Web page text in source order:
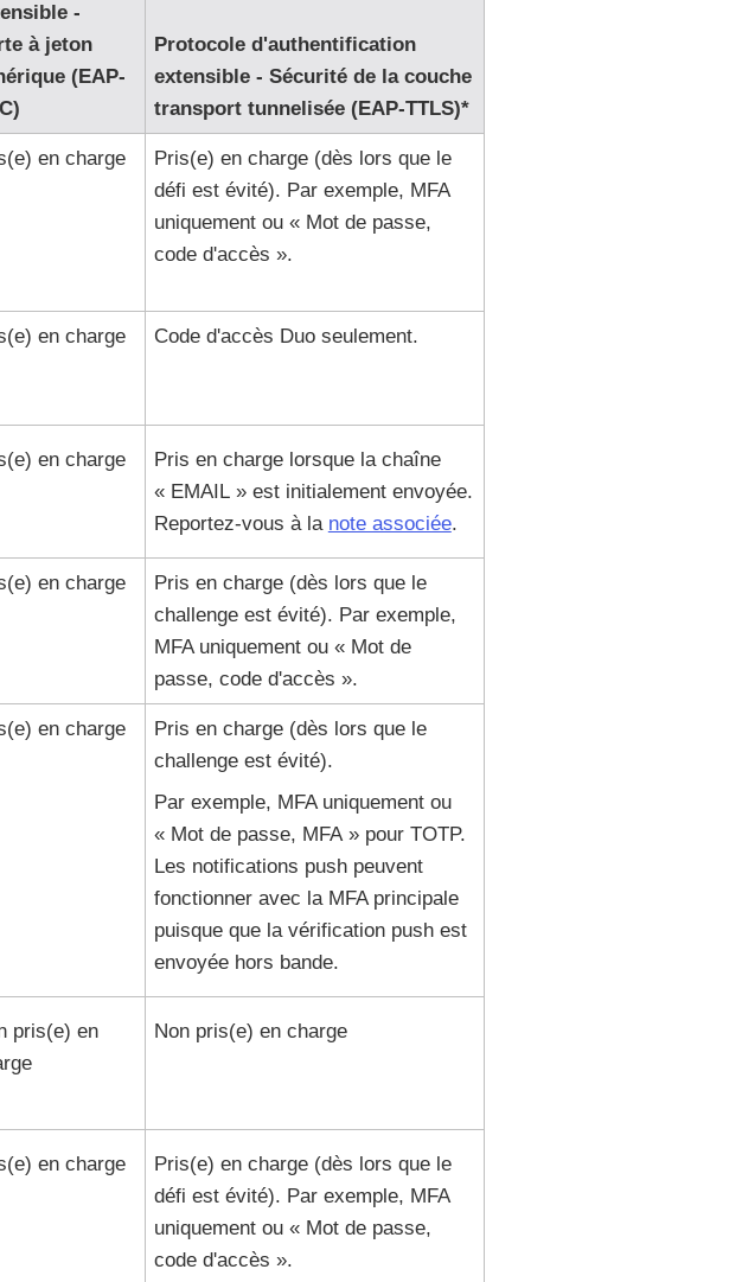
-
à jeton
(EAP-
Protocole d'authentification
extensible - Sécurité de la couche
transport tunnelisée (EAP-TTLS)*
en charge
Pris(e) en charge (dès lors que le
défi est évité). Par exemple, MFA
uniquement ou « Mot de passe,
code d'accès ».
en charge Code d'accès Duo seulement.
en charge
Pris en charge lorsque la chaîne
« EMAIL » est initialement envoyée.
Reportez-vous à la note associée.
en charge
Pris en charge (dès lors que le
challenge est évité). Par exemple,
MFA uniquement ou « Mot de
passe, code d'accès ».
en charge
Pris en charge (dès lors que le
challenge est évité).
Par exemple, MFA uniquement ou
« Mot de passe, MFA » pour TOTP.
Les notifications push peuvent
fonctionner avec la MFA principale
puisque que la vérification push est
envoyée hors bande.
pris(e) en
Non pris(e) en charge
en charge
Pris(e) en charge (dès lors que le
défi est évité). Par exemple, MFA
uniquement ou « Mot de passe,
code d'accès ».